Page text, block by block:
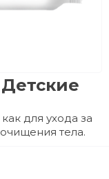
для ухода за
тела.